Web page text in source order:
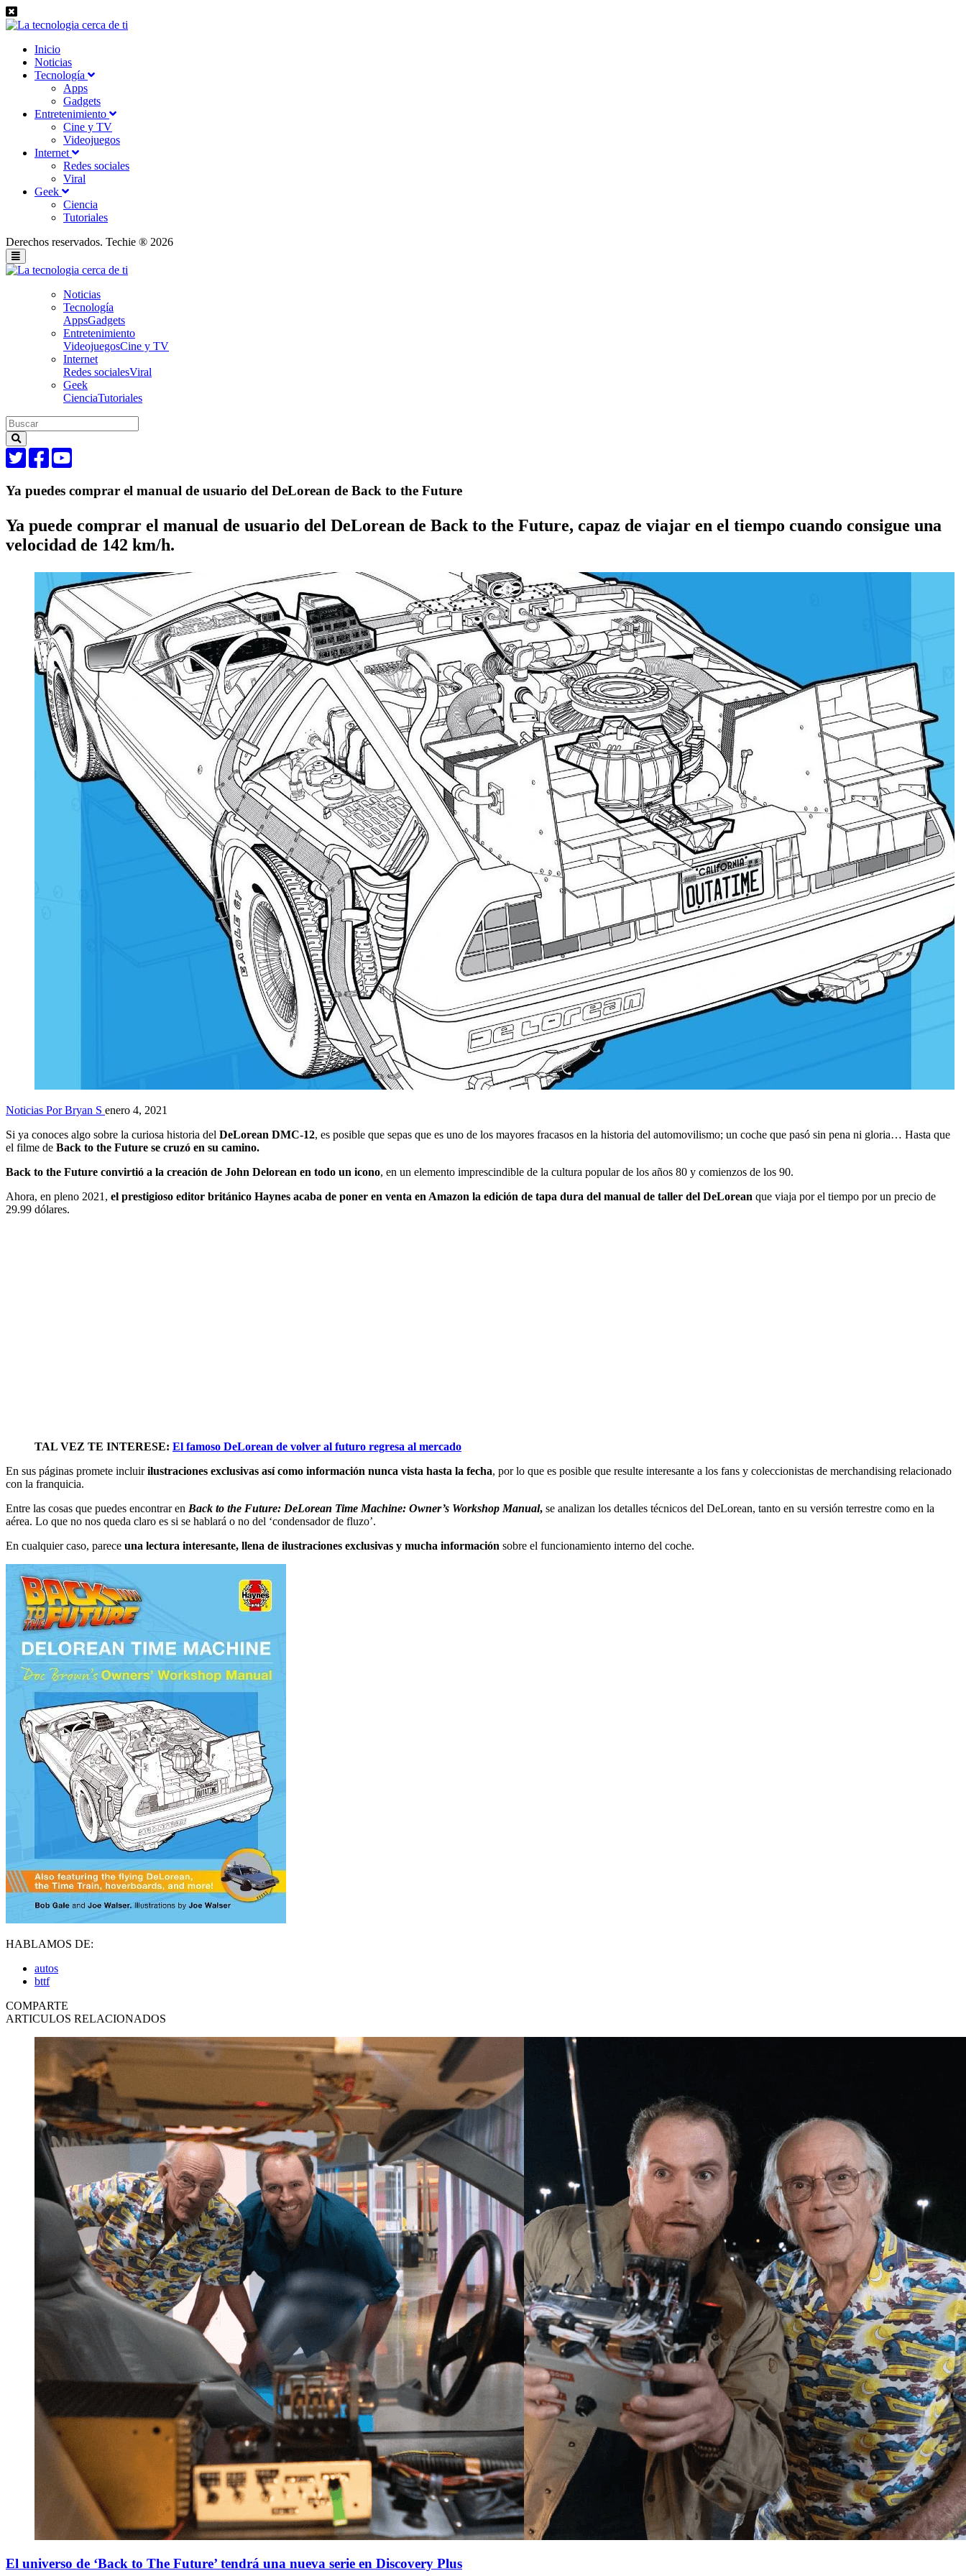
Inicio
Noticias
Tecnología
Apps
Gadgets
Entretenimiento
Cine y TV
Videojuegos
Internet
Redes sociales
Viral
Geek
Ciencia
Tutoriales
Derechos reservados. Techie ® 2026
Noticias
Tecnología
AppsGadgets
Entretenimiento
VideojuegosCine y TV
Internet
Redes socialesViral
Geek
CienciaTutoriales
Ya puedes comprar el manual de usuario del DeLorean de Back to the Future
Ya puede comprar el manual de usuario del DeLorean de Back to the Future, capaz de viajar en el tiempo cuando consigue una
velocidad de 142 km/h.
Noticias Por Bryan S enero 4, 2021
Si ya conoces algo sobre la curiosa historia del DeLorean DMC-12, es posible que sepas que es uno de los mayores fracasos en la historia del automovilismo; un coche que pasó sin pena ni gloria… Hasta que
el filme de Back to the Future se cruzó en su camino.
Back to the Future convirtió a la creación de John Delorean en todo un icono, en un elemento imprescindible de la cultura popular de los años 80 y comienzos de los 90.
Ahora, en pleno 2021, el prestigioso editor británico Haynes acaba de poner en venta en Amazon la edición de tapa dura del manual de taller del DeLorean que viaja por el tiempo por un precio de
29.99 dólares.
TAL VEZ TE INTERESE: El famoso DeLorean de volver al futuro regresa al mercado
En sus páginas promete incluirilustraciones exclusivas así como información nunca vista hasta la fecha, por lo que es posible que resulte interesante a los fans y coleccionistas de merchandising relacionado
con la franquicia.
Entre las cosas que puedes encontrar en Back to the Future: DeLorean Time Machine: Owner’s Workshop Manual, se analizan los detalles técnicos del DeLorean, tanto en su versión terrestre como en la
aérea. Lo que no nos queda claro es si se hablará o no del ‘condensador de fluzo’.
En cualquier caso, parece una lectura interesante, llena de ilustraciones exclusivas y mucha información sobre el funcionamiento interno del coche.
HABLAMOS DE:
autos
bttf
COMPARTE
ARTICULOS RELACIONADOS
El universo de ‘Back to The Future’ tendrá una nueva serie en Discovery Plus